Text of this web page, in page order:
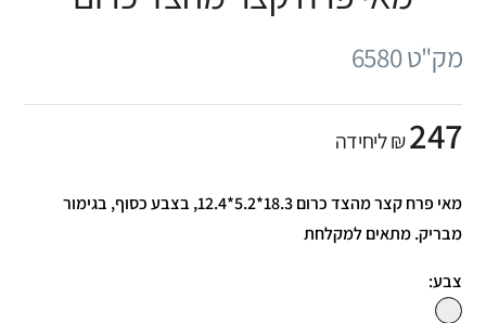
מק"ט 6580
247₪ ליחידה
מאי פרח קצר מהצד כרום 18.3*5.2*12.4, בצבע כסוף, בגימור
מבריק. מתאים למקלחת
צבע: